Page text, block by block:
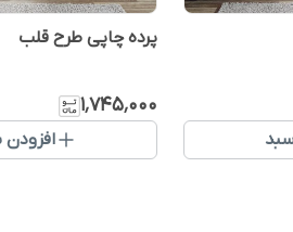
پرده چاپی طرح قلب
۱٬۷۴۵٬۰۰۰